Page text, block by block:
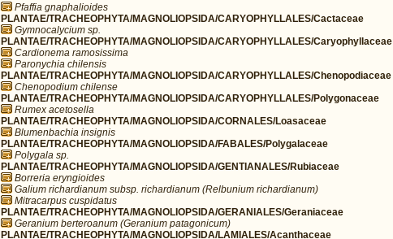
Pfaffia gnaphalioides
PLANTAE/TRACHEOPHYTA/MAGNOLIOPSIDA/CARYOPHYLLALES/Cactaceae
Gymnocalycium sp.
PLANTAE/TRACHEOPHYTA/MAGNOLIOPSIDA/CARYOPHYLLALES/Caryophyllaceae
Cardionema ramosissima
Paronychia chilensis
PLANTAE/TRACHEOPHYTA/MAGNOLIOPSIDA/CARYOPHYLLALES/Chenopodiaceae
Chenopodium chilense
PLANTAE/TRACHEOPHYTA/MAGNOLIOPSIDA/CARYOPHYLLALES/Polygonaceae
Rumex acetosella
PLANTAE/TRACHEOPHYTA/MAGNOLIOPSIDA/CORNALES/Loasaceae
Blumenbachia insignis
PLANTAE/TRACHEOPHYTA/MAGNOLIOPSIDA/FABALES/Polygalaceae
Polygala sp.
PLANTAE/TRACHEOPHYTA/MAGNOLIOPSIDA/GENTIANALES/Rubiaceae
Borreria eryngioides
Galium richardianum subsp. richardianum (Relbunium richardianum)
Mitracarpus cuspidatus
PLANTAE/TRACHEOPHYTA/MAGNOLIOPSIDA/GERANIALES/Geraniaceae
Geranium berteroanum (Geranium patagonicum)
PLANTAE/TRACHEOPHYTA/MAGNOLIOPSIDA/LAMIALES/Acanthaceae